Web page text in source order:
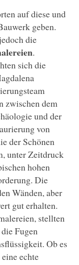
auf diese und
geben.
die
.
sich die
zwischen dem
und der
von
der Schönen
unter Zeitdruck
hohen
Die
Wänden, aber
gut erhalten.
stellten
Fugen
Ob es
echte